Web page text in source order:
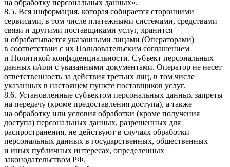
на обработку персональных данных».
8.5. Вся информация, которая собирается сторонними
сервисами, в том числе платежными системами, средствами
связи и другими поставщиками услуг, хранится
и обрабатывается указанными лицами (Операторами)
в соответствии с их Пользовательским соглашением
и Политикой конфиденциальности. Субъект персональных
данных и/или с указанными документами. Оператор не несет
ответственность за действия третьих лиц, в том числе
указанных в настоящем пункте поставщиков услуг.
8.6. Установленные субъектом персональных данных запреты
на передачу (кроме предоставления доступа), а также
на обработку или условия обработки (кроме получения
доступа) персональных данных, разрешенных для
распространения, не действуют в случаях обработки
персональных данных в государственных, общественных
и иных публичных интересах, определенных
законодательством РФ.